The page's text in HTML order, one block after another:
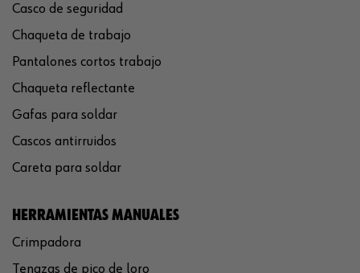
Casco de seguridad
Chaqueta de trabajo
Pantalones cortos trabajo
Chaqueta reflectante
Gafas para soldar
Cascos antirruidos
Careta para soldar
HERRAMIENTAS MANUALES
Crimpadora
Tenazas de pico de loro